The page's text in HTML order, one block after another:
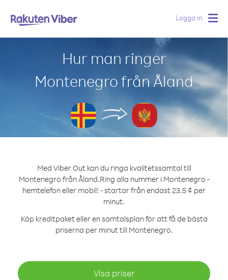
Logga in
Hur man ringer
Montenegro från Åland
Med Viber Out kan du ringa kvalitetssamtal till
Montenegro från Åland.Ring alla nummer i Montenegro -
hemtelefon eller mobil! - startar från endast 23.5 ¢ per
minut.
Köp kreditpaket eller en samtalsplan för att få de bästa
priserna per minut till Montenegro.
Visa priser